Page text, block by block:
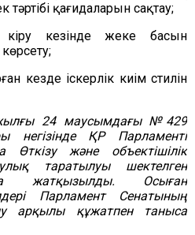
тәртібі қағидаларын сақтау;
кезінде жеке басын
кезде іскерлік киім стилін
24 маусымдағы №429
негізінде ҚР Парламенті
Өткізу және объектішілік
таратылуы шектелген
жатқызылды. Осыған
Парламент Сенатының
арқылықұжатпен таныса